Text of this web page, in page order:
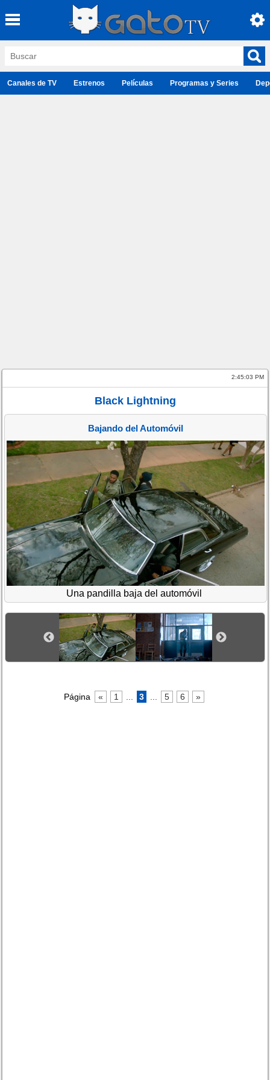
Canales de TV Estrenos Películas Programas y Series
2:45:03 PM
Black Lightning
Bajando del Automóvil
Una pandilla baja del automóvil
Página « 1 3 5 6 »